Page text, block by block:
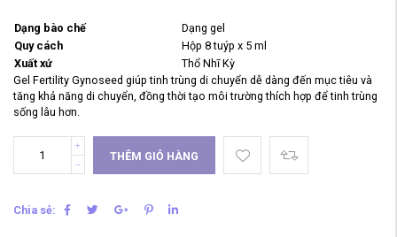
Dạng bào chế
Dạng gel
Quy cách
Hộp 8 tuýp x 5 ml
Xuất xứ
Thổ Nhĩ Kỳ
Gel Fertility Gynoseed giúp tinh trùng di chuyển dễ dàng đến mục tiêu và
tăng khả năng di chuyển, đồng thời tạo môi trường thích hợp để tinh trùng
sống lâu hơn.
THÊM GIỎ HÀNG
Chia sẻ: